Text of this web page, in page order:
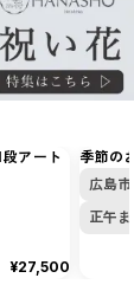
アート
¥27,500
季節の
広島
正午